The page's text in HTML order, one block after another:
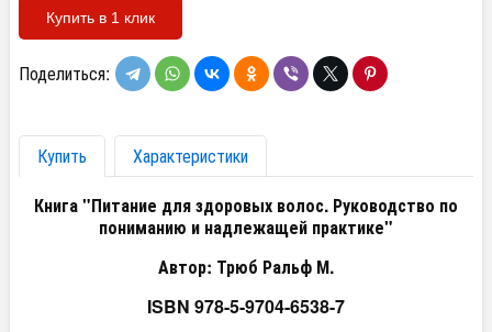
Купить в 1 клик
Поделиться:
Купить
Характеристики
Книга "Питание для здоровых волос. Руководство по
пониманию и надлежащей практике"
Автор: Трюб Ральф М.
ISBN 978-5-9704-6538-7